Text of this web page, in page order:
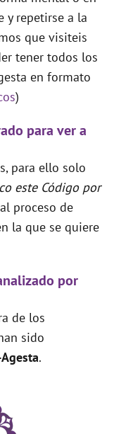
y repetirse a la
que visiteis
tener todos los
en formato
)
para ver a
para ello solo
este Código por
proceso de
la que se quiere
por
de los
sido
.